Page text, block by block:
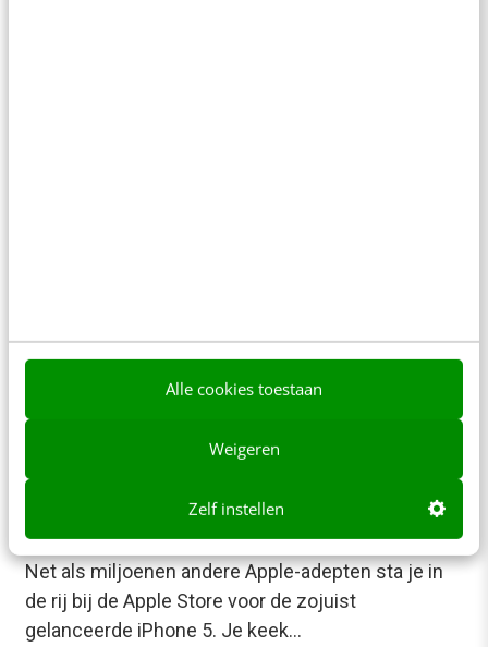
Alle cookies toestaan
Weigeren
Zelf instellen
Presumers: hoe relevant is de voorbeleving
van je merk?
Net als miljoenen andere Apple-adepten sta je in
de rij bij de Apple Store voor de zojuist
gelanceerde iPhone 5. Je keek…